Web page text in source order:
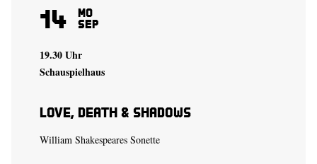
14 Mo
Sep
19.30 Uhr
Schauspielhaus
Love, Death & Shadows
William Shakespeares Sonette